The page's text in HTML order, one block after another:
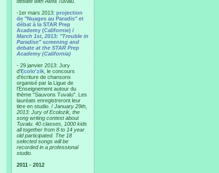
-1er mars 2013: projection
de "Nuages au Paradis" et
débat à la STAR Prep
Academy (Californie) /
March 1st, 2013: "Trouble in
Paradise" screening and
debate at the STAR Prep
Academy (California)
- 29 janvier 2013: Jury
d'Ecolo'zik , le concours
d'écriture de chansons
organisé par la Ligue de
l'Enseignement autour du
thème "Sauvons Tuvalu". Les
lauréats enregistreront leur
titre en studio. / January 29th,
2013: Jury of Ecolozik, the
song writing contest about
Tuvalu. 40 classes, 1000 kids
all together from 8 to 14 year
old participated. The 18
selected songs will be
recorded in a professional
studio.
2011 - 2012